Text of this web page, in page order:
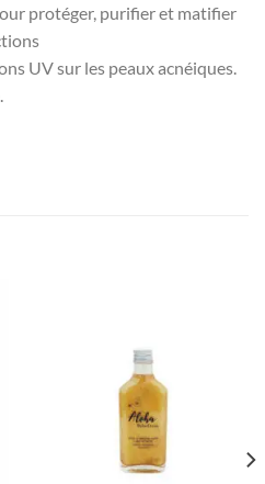
protéger, purifier et matifier
UV sur les peaux acnéiques.